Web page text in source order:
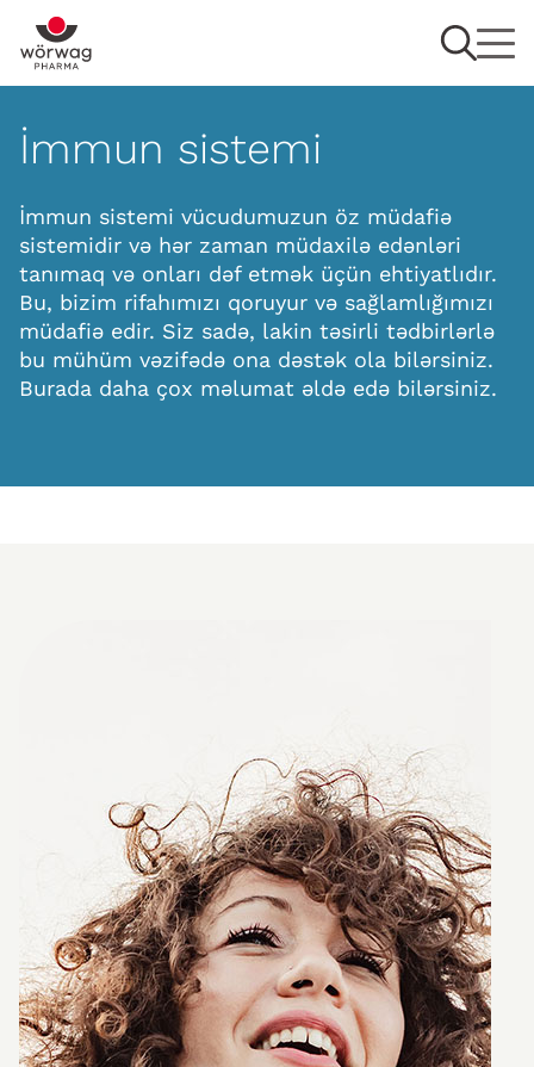
İmmun sistemi
İmmun sistemi vücudumuzun öz müdafiə
sistemidir və hər zaman müdaxilə edənləri
tanımaq və onları dəf etmək üçün ehtiyatlıdır.
Bu, bizim rifahımızı qoruyur və sağlamlığımızı
müdafiə edir. Siz sadə, lakin təsirli tədbirlərlə
bu mühüm vəzifədə ona dəstək ola bilərsiniz.
Burada daha çox məlumat əldə edə bilərsiniz.